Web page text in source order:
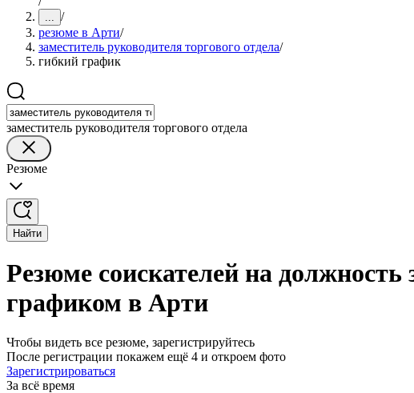
... /
резюме в Арти/
заместитель руководителя торгового отдела/
гибкий график
заместитель руководителя торгового отдела
Резюме
Найти
Резюме соискателей на должность
графиком в Арти
Чтобы видеть все резюме, зарегистрируйтесь
После регистрации покажем ещё 4 и откроем фото
Зарегистрироваться
За всё время